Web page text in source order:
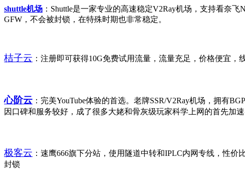
shuttle机场 ：Shuttle是一家专业的高速稳定V2Ray机场，支持看奈
GFW，不会被封锁，在特殊时期也非常稳定。
桔子云 ：注册即可获得10G免费试用流量，流量充足，价格便宜
心阶云 ：完美YouTube体验的首选。老牌SSR/V2Ray机场，拥有
因口碑和服务较好，成了很多大姥和骨灰级玩家科学上网的首先加
极客云 ：速鹰666旗下分站，使用隧道中转和IPLC内网专线，性
封锁